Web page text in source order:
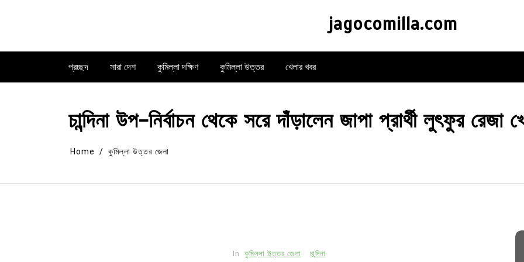
jagocomilla.com
প্রচ্ছদ সারা দেশ কুমিল্লা দক্ষিণ কুমিল্লা উত্তর খেলার খবর
চান্দিনা উপ-নির্বাচন থেকে সরে দাঁড়ালেন জাপা প্রার্থী লুৎফুর রেজা
Home কুমিল্লা উত্তর জেলা
In কুমিল্লা উত্তর জেলা চান্দিনা